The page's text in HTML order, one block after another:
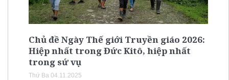
Chủ đề Ngày Thế giới Truyền giáo 2026:
Hiệp nhất trong Đức Kitô, hiệp nhất
trong sứ vụ
Thứ Ba 04.11.2025